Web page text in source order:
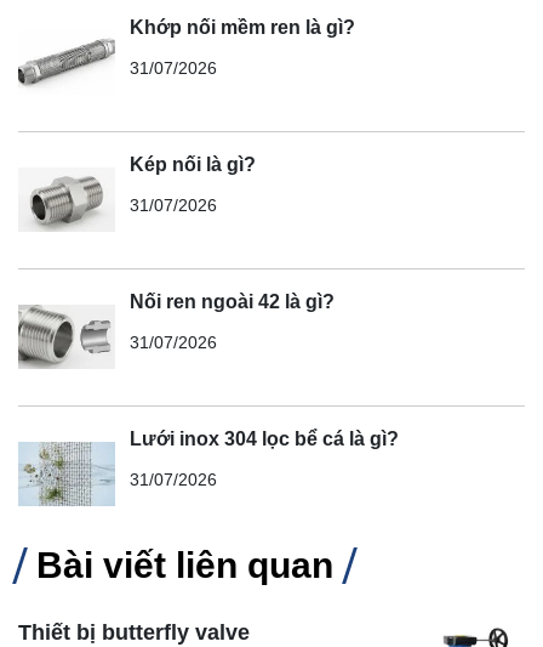
Khớp nối mềm ren là gì?
31/07/2026
Kép nối là gì?
31/07/2026
Nối ren ngoài 42 là gì?
31/07/2026
Lưới inox 304 lọc bể cá là gì?
31/07/2026
Bài viết liên quan
Thiết bị butterfly valve